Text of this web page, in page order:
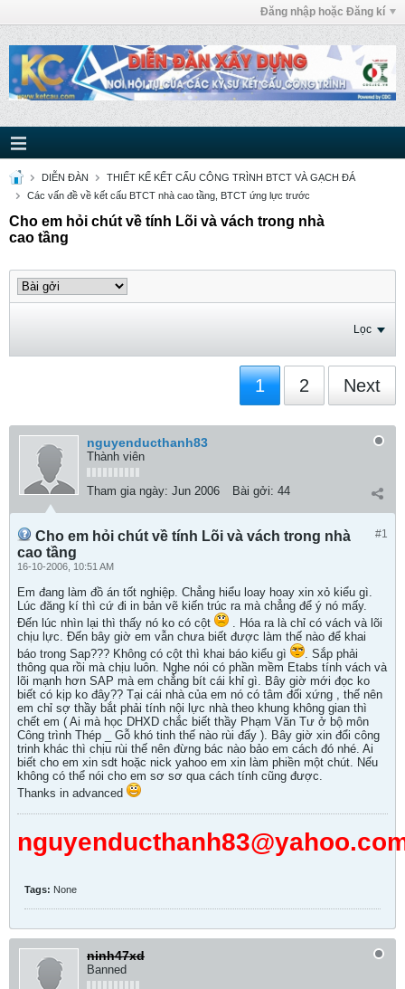
Đăng nhập hoặc Đăng kí
DIỄN ĐÀN
THIẾT KẾ KẾT CẤU CÔNG TRÌNH BTCT VÀ GẠCH ĐÁ
Các vấn đề về kết cấu BTCT nhà cao tầng, BTCT ứng lực trước
Cho em hỏi chút về tính Lõi và vách trong nhà
cao tầng
Lọc
1 2 Next
nguyenducthanh83
Thành viên
Tham gia ngày: Jun 2006 Bài gởi: 44
#1
Cho em hỏi chút về tính Lõi và vách trong nhà
cao tầng
16-10-2006, 10:51 AM
Em đang làm đồ án tốt nghiệp. Chẳng hiểu loay hoay xin xỏ kiểu gì.
Lúc đăng kí thì cứ đi in bản vẽ kiến trúc ra mà chẳng để ý nó mấy.
Đến lúc nhìn lại thì thấy nó ko có cột
. Hóa ra là chỉ có vách và lõi
chịu lực. Đến bây giờ em vẫn chưa biết được làm thế nào để khai
báo trong Sap??? Không có cột thì khai báo kiểu gì
. Sắp phải
thông qua rồi mà chịu luôn. Nghe nói có phần mềm Etabs tính vách và
lõi mạnh hơn SAP mà em chẳng bít cái khỉ gì. Bây giờ mới đọc ko
biết có kịp ko đây?? Tại cái nhà của em nó có tâm đối xứng , thế nên
em chỉ sợ thầy bắt phải tính nội lực nhà theo khung không gian thì
chết em ( Ai mà học DHXD chắc biết thầy Phạm Văn Tư ở bộ môn
Công trình Thép _ Gỗ khó tinh thế nào rùi đấy ). Bây giờ xin đổi công
trinh khác thì chịu rùi thế nên đừng bác nào bảo em cách đó nhé. Ai
biết cho em xin sdt hoặc nick yahoo em xin làm phiền một chút. Nếu
không có thể nói cho em sơ sơ qua cách tính cũng được.
Thanks in advanced
Tags: None
ninh47xd
Banned